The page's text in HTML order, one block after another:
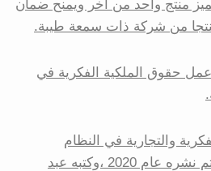
منتج واحد من آخر ويمنح ضمان
من شركة ذات سمعة طيبة.
حقوق الملكية الفكرية في
والتجارية في النظام
السعودي في هذا النص. تم نشره عام 2020 ،وكتبه عبد